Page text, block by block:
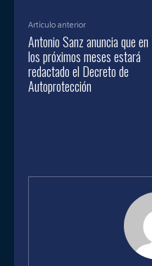
Artículo anterior
Antonio Sanz anuncia que en
los próximos meses estará
redactado el Decreto de
Autoprotección